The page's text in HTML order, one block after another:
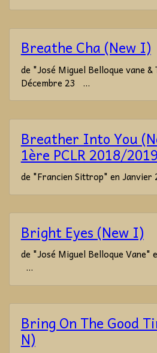
Breathe Cha (New I)
de "José Miguel Belloque vane &
Décembre 23 ...
Breather Into You
1ère PCLR 2018/2019
de "Francien Sittrop" en Janvier
Bright Eyes (New I)
de "José Miguel Belloque Vane"
...
Bring On The Good
N)